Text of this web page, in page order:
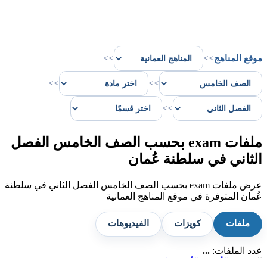
موقع المناهج>>
>>
>>
>>
>>
ملفات exam بحسب الصف الخامس الفصل
الثاني في سلطنة عُمان
عرض ملفات exam بحسب الصف الخامس الفصل الثاني في سلطنة
عُمان المتوفرة في موقع المناهج العمانية
ملفات كويزات الفيديوهات
عدد الملفات: ...